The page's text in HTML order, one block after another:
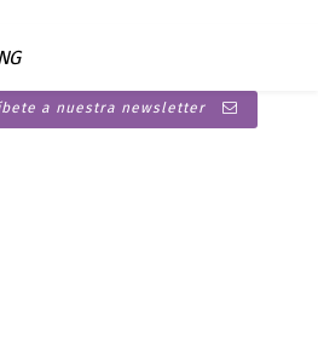
a nuestra newsletter